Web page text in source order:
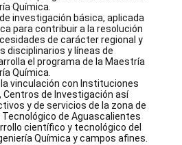
Química.
investigación básica, aplicada
para contribuir a la resolución
de carácter regional y
disciplinarios y líneas de
el programa de la Maestría
Química.
vinculación con Instituciones
Centros de Investigación así
y de servicios de la zona de
de Aguascalientes
científico y tecnológico del
Química y campos afines.